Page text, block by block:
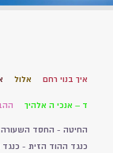
איך בנוי רחם אלול
ד – אנכי ה אלהיך
החיטה - החסד השעורה
כנגד ההוד הזית -